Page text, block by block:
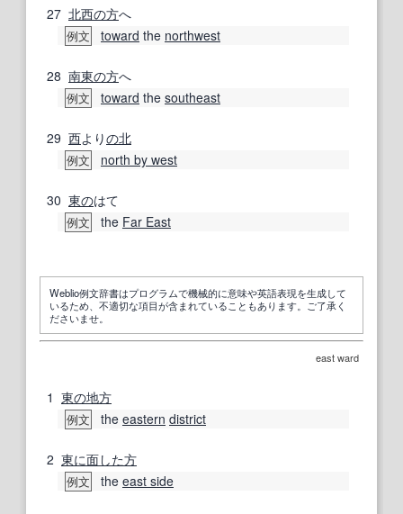
27 北西の方へ
例文 toward the northwest
28 南東の方へ
例文 toward the southeast
29 西よりの北
例文 north by west
30 東のはて
例文 the Far East
Weblio例文辞書はプログラムで機械的に意味や英語表現を生成して
いるため、不適切な項目が含まれていることもあります。ご了承く
ださいませ。
east ward
1 東の地方
例文 the eastern district
2 東に面した方
例文 the east side